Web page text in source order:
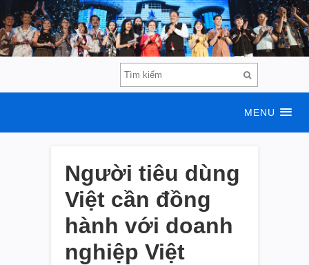
MENU
Người tiêu dùng
Việt cần đồng
hành với doanh
nghiệp Việt